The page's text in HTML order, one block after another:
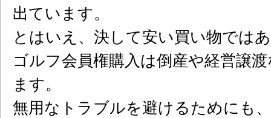
出ています。
とはいえ、決して安い買い物では
ゴルフ会員権購入は倒産や経営譲
ます。
無用なトラブルを避けるためにも